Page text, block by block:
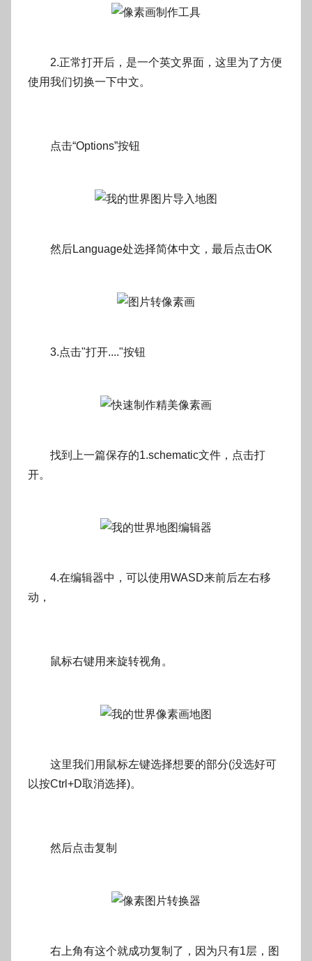
2.正常打开后，是一个英文界面，这里为了方便
使用我们切换一下中文。
点击“Options”按钮
然后Language处选择简体中文，最后点击OK
3.点击"打开...."按钮
找到上一篇保存的1.schematic文件，点击打
开。
4.在编辑器中，可以使用WASD来前后左右移
动，
鼠标右键用来旋转视角。
这里我们用鼠标左键选择想要的部分(没选好可
以按Ctrl+D取消选择)。
然后点击复制
右上角有这个就成功复制了，因为只有1层，图